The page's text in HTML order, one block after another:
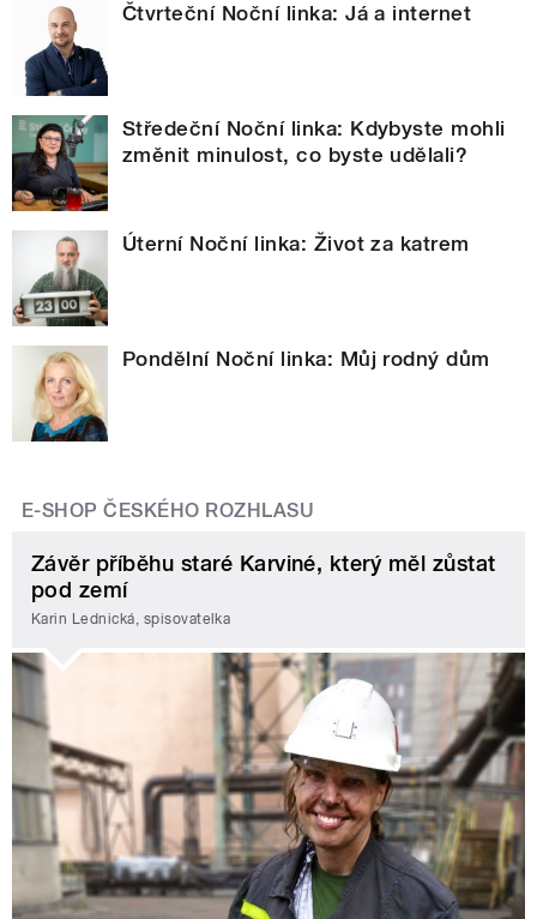
Čtvrteční Noční linka: Já a internet
Středeční Noční linka: Kdybyste mohli
změnit minulost, co byste udělali?
Úterní Noční linka: Život za katrem
Pondělní Noční linka: Můj rodný dům
E-SHOP ČESKÉHO ROZHLASU
Závěr příběhu staré Karviné, který měl zůstat
pod zemí
Karin Lednická, spisovatelka